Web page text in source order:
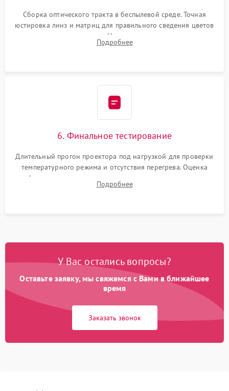
Сборка оптического тракта в беспылевой среде. Точная
юстировка линз и матриц для правильного сведения цветов
и устранения размытия. Надежное подключение всех
шлейфов, установка датчиков и закрытие корпуса
Подробнее
6. Финальное тестирование
Длительный прогон проектора под нагрузкой для проверки
температурного режима и отсутствия перегрева. Оценка
фокуса, контрастности и цветопередачи на тестовых
таблицах. Проверка работы всех видеовходов и кнопок
Подробнее
У Вас остались вопросы?
Оставьте заявку, мы свяжемся с Вами в ближайшее
время
Заказать звонок